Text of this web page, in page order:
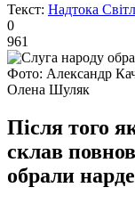
Текст: Надтока
0
961
Фото: Александр
Олена Шуляк
Після того
склав
обрали